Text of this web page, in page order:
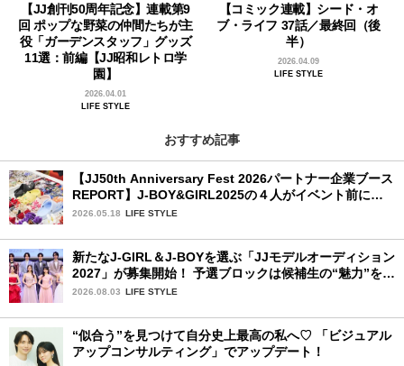
【JJ創刊50周年記念】連載第9
回 ポップな野菜の仲間たちが主
役「ガーデンスタッフ」グッズ
11選：前編【JJ昭和レトロ学
園】
2026.04.01
LIFE STYLE
【コミック連載】シード・オ
ブ・ライフ 37話／最終回（後
半）
2026.04.09
LIFE STYLE
おすすめ記事
【JJ50th Anniversary Fest 2026パートナー企業ブース
REPORT】J-BOY&GIRL2025の４人がイベント前にク
ロックスを訪問してジビッツ™体験！
2026.05.18 LIFE STYLE
新たなJ-GIRL＆J-BOYを選ぶ「JJモデルオーディション
2027」が募集開始！ 予選ブロックは候補生の“魅力”を重
視した「新システム」に変わります
2026.08.03 LIFE STYLE
“似合う”を見つけて自分史上最高の私へ♡ 「ビジュアル
アップコンサルティング」でアップデート！